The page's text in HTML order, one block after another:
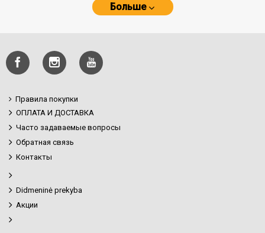
Больше
Правила покупки
ОПЛАТА И ДОСТАВКА
Часто задаваемые вопросы
Обратная связь
Контакты
Didmeninė prekyba
Акции